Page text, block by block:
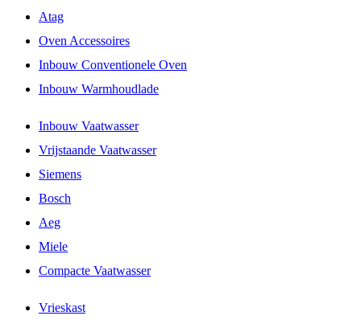
Atag
Oven Accessoires
Inbouw Conventionele Oven
Inbouw Warmhoudlade
Inbouw Vaatwasser
Vrijstaande Vaatwasser
Siemens
Bosch
Aeg
Miele
Compacte Vaatwasser
Vrieskast